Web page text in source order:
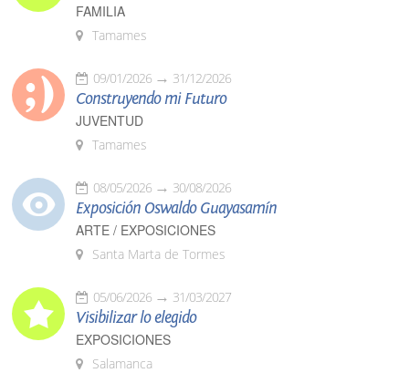
FAMILIA
Tamames
09/01/2026 31/12/2026
Construyendo mi Futuro
JUVENTUD
Tamames
08/05/2026 30/08/2026
Exposición Oswaldo Guayasamín
ARTE / EXPOSICIONES
Santa Marta de Tormes
05/06/2026 31/03/2027
Visibilizar lo elegido
EXPOSICIONES
Salamanca